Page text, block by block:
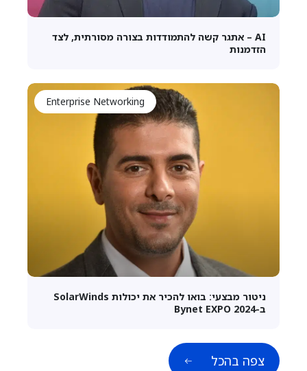
AI – אתגר קשה להתמודדות בצורה מסורתית, לצד
הזדמנות
Enterprise Networking
ניטור מבצעי: בואו להכיר את יכולות SolarWinds
ב-Bynet EXPO 2024
צפה בהכל